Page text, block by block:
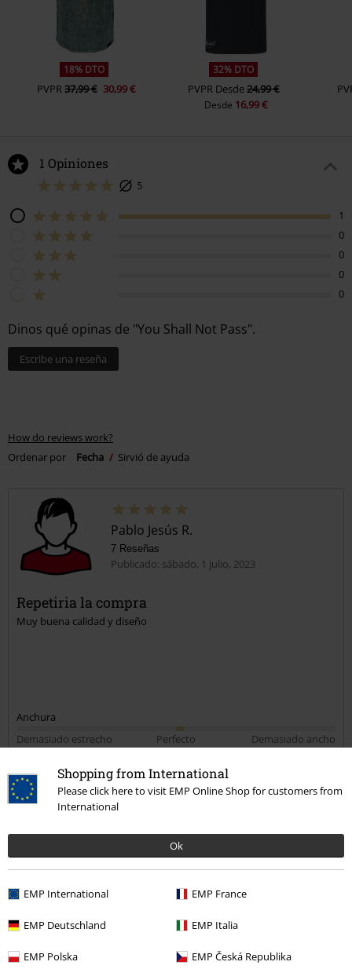
Shopping from International
Please click here to visit EMP Online Shop for customers from
International
Ok
EMP International EMP France
EMP Deutschland EMP Italia
EMP Polska EMP Česká Republika
18% DTO
PVPR37,99 € 30,99 €
32% DTO
PVPR Desde24,99 €
Desde 16,99 €
1 Opiniones
5
1
0
0
0
0
Dinos qué opinas de "You Shall Not Pass".
Escribe una reseña
How do reviews work?
Ordenar por
Fecha Sirvió de ayuda
Pablo Jesús R.
7 Reseñas
Publicado: sábado, 1 julio, 2023
Repetiria la compra
Muy buena calidad y diseño
Anchura
Demasiado estrecho
Perfecto
Demasiado ancho
Demasiado corto
Perfecto
Reseña verificada
¿Te ha sido útil esta opinión?